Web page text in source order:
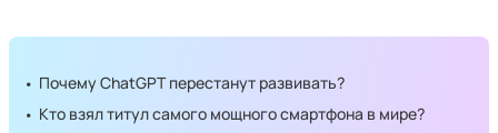
Почему ChatGPT перестанут развивать?
Кто взял титул самого мощного смартфона в мире?